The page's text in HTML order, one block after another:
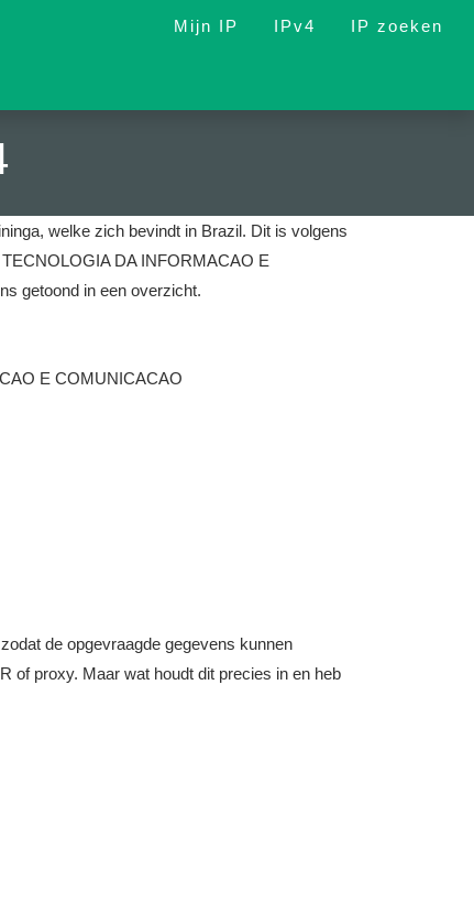
Mijn IP IPv4 IP zoeken
welke zich bevindt in Brazil. Dit is volgens
DA INFORMACAO E
getoond in een overzicht.
E COMUNICACAO
de opgevraagde gegevens kunnen
of proxy. Maar wat houdt dit precies in en heb